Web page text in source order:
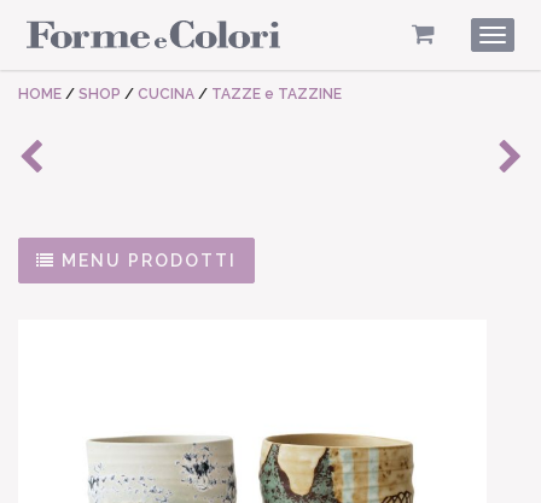
HOME / SHOP / CUCINA / TAZZE e TAZZINE
MENU PRODOTTI